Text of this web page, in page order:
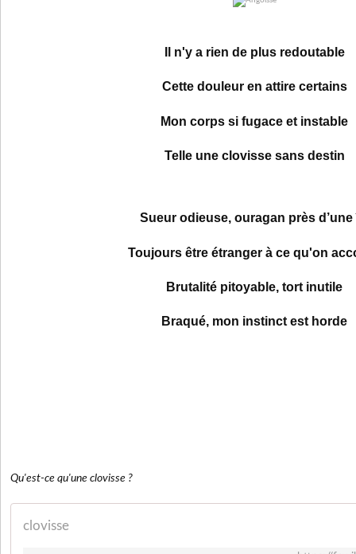
Il n'y a rien de plus redoutable
Cette douleur en attire certains
Mon corps si fugace et instable
Telle une clovisse sans destin
Sueur odieuse, ouragan près d’une
Toujours être étranger à ce qu'on
Brutalité pitoyable, tort inutile
Braqué, mon instinct est horde
Qu'est-ce qu'une clovisse ?
clovisse